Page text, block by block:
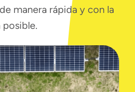
manera rápida y con la